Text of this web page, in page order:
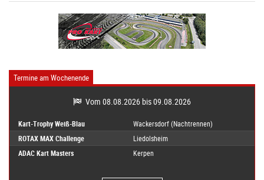
Termine am Wochenende
Vom 08.08.2026 bis 09.08.2026
Kart-Trophy Weiß-Blau
Wackersdorf (Nachtrennen)
ROTAX MAX Challenge
Liedolsheim
ADAC Kart Masters
Kerpen